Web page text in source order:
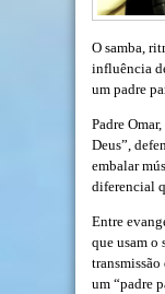
O samba,
influência
um padre
Padre
Deus”,
embalar
diferencial
Entre
que usam o
transmissão
um “padre